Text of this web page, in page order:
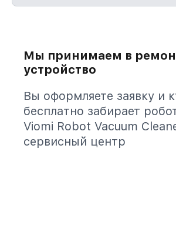
Мы принимаем в
устройство
Вы оформляете заявку и
бесплатно забирает
Viomi Robot Vacuum
сервисный центр